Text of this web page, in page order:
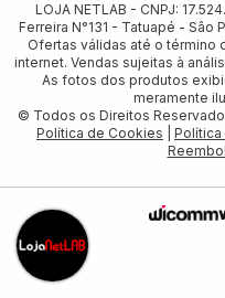
LOJA NETLAB - CNPJ:
Ferreira N°131 - Tatuapé - Sâo
Ofertas válidas até o término
internet. Vendas sujeitas à
As fotos dos produtos
meramente
© Todos os Direitos
Política de Cookies
Política